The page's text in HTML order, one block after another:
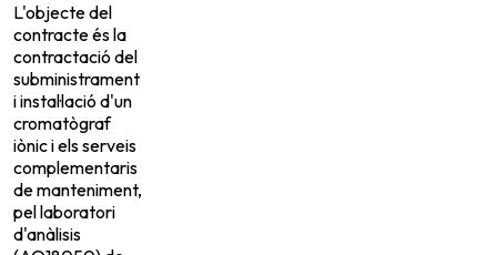
L'objecte del
contracte és la
contractació del
subministrament
i instal·lació d'un
cromatògraf
iònic i els serveis
complementaris
de manteniment,
pel laboratori
d'anàlisis